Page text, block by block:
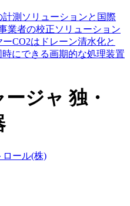
測ソリューションと国際
業者の校正ソリューション
CO2はドレーン清水化と
にできる画期的な処理装置
ジャ 独・
ロール(株)